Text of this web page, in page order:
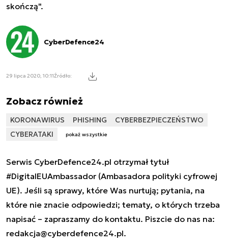
skończą".
CyberDefence24
29 lipca 2020, 10:11Źródło:
Zobacz również
KORONAWIRUS PHISHING
CYBERBEZPIECZEŃSTWO
CYBERATAKI
pokaż wszystkie
Serwis CyberDefence24.pl otrzymał tytuł
#DigitalEUAmbassador (Ambasadora polityki cyfrowej
UE). Jeśli są sprawy, które Was nurtują; pytania, na
które nie znacie odpowiedzi; tematy, o których trzeba
napisać – zapraszamy do kontaktu. Piszcie do nas na:
redakcja@cyberdefence24.pl.